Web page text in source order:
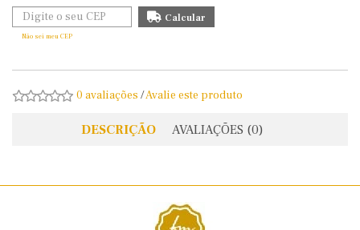
Não sei meu CEP
0 avaliações /Avalie este produto
DESCRIÇÃO AVALIAÇÕES (0)